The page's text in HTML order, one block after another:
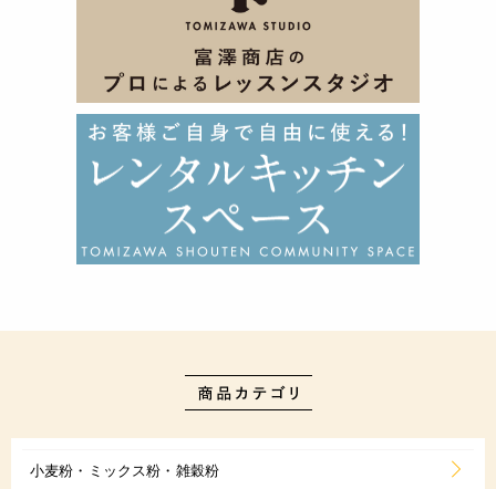
小麦粉・ミックス粉・雑穀粉